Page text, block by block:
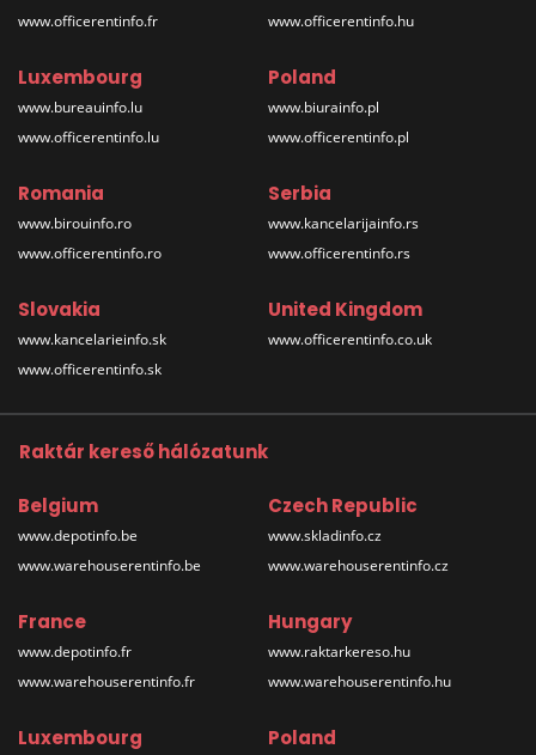
www.officerentinfo.fr
www.officerentinfo.hu
Luxembourg
www.bureauinfo.lu
www.officerentinfo.lu
Poland
www.biurainfo.pl
www.officerentinfo.pl
Romania
www.birouinfo.ro
www.officerentinfo.ro
Serbia
www.kancelarijainfo.rs
www.officerentinfo.rs
Slovakia
www.kancelarieinfo.sk
www.officerentinfo.sk
United Kingdom
www.officerentinfo.co.uk
Raktár kereső hálózatunk
Belgium
www.depotinfo.be
www.warehouserentinfo.be
Czech Republic
www.skladinfo.cz
www.warehouserentinfo.cz
France
www.depotinfo.fr
www.warehouserentinfo.fr
Hungary
www.raktarkereso.hu
www.warehouserentinfo.hu
Luxembourg Poland